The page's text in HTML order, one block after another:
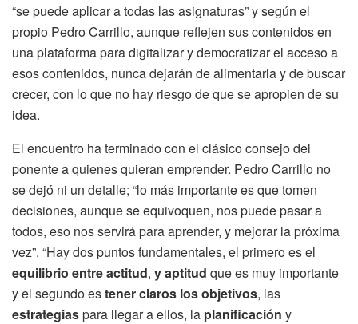
“se puede aplicar a todas las asignaturas” y según el
propio Pedro Carrillo, aunque reflejen sus contenidos en
una plataforma para digitalizar y democratizar el acceso a
esos contenidos, nunca dejarán de alimentarla y de buscar
crecer, con lo que no hay riesgo de que se apropien de su
idea.
El encuentro ha terminado con el clásico consejo del
ponente a quienes quieran emprender. Pedro Carrillo no
se dejó ni un detalle; “lo más importante es que tomen
decisiones, aunque se equivoquen, nos puede pasar a
todos, eso nos servirá para aprender, y mejorar la próxima
vez”. “Hay dos puntos fundamentales, el primero es el
equilibrio entre actitud, y aptitud que es muy importante
y el segundo estener claros los objetivos, las
estrategiaspara llegar a ellos, la planificación y